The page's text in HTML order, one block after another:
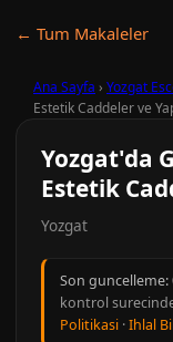
← Tum Makaleler
Ana Sayfa › Yozgat
Estetik Caddeler ve
Yozgat'da
Estetik
Yozgat
Son guncelleme:
kontrol
Politikasi ·Ihlal